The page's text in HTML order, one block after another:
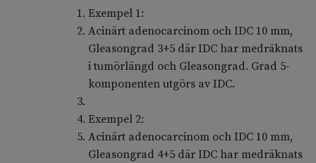
Exempel 1:
Acinärt adenocarcinom och IDC 10 mm,
Gleasongrad 3+5 där IDC har medräknats
i tumörlängd och Gleasongrad. Grad 5-
komponenten utgörs av IDC.
Exempel 2:
Acinärt adenocarcinom och IDC 10 mm,
Gleasongrad 4+5 där IDC har medräknats